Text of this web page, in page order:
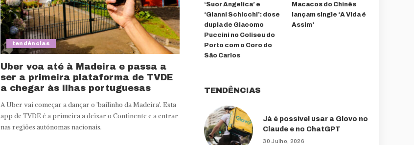
tendências
Uber voa até à Madeira e passa a
ser a primeira plataforma de TVDE
a chegar às ilhas portuguesas
A Uber vai começar a dançar o 'bailinho da Madeira'. Esta
app de TVDE é a primeira a deixar o Continente e a entrar
nas regiões autónomas nacionais.
‘Suor Angelica’ e
‘Gianni Schicchi’: dose
dupla de Giacomo
Puccini no Coliseu do
Porto com o Coro do
São Carlos
Macacos do Chinês
lançam single ‘A Vida é
Assim’
TENDÊNCIAS
Já é possível usar a Glovo no
Claude e no ChatGPT
30 Julho, 2026